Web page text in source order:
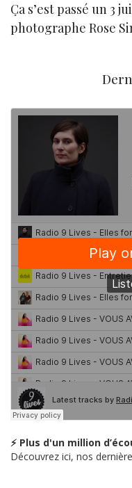
Ça s’est passé un 3
photographe Rose
⚡ Plus d'un million
Découvrez ici, nos